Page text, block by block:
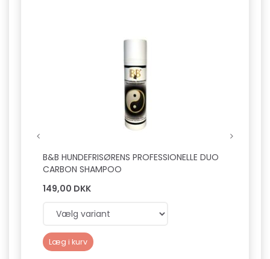
B&B HUNDEFRISØRENS PROFESSIONELLE DUO
CARBON SHAMPOO
149,00 DKK
Læg i kurv